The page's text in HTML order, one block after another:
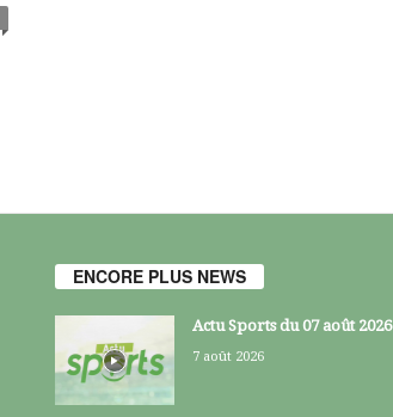
ENCORE PLUS NEWS
Actu Sports du 07 août 2026
7 août 2026